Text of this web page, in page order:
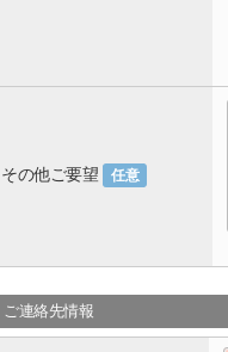
その他ご要望 任意
ご連絡先情報